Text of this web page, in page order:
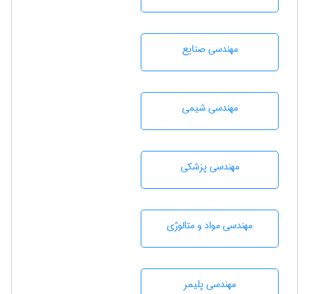
مهندسی صنايع
مهندسي شيمی
مهندسی پزشکی
مهندسی مواد و متالوژی
مهندسی پليمر